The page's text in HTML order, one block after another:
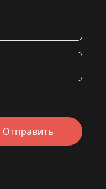
Отправить